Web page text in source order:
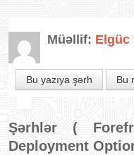
Müəllif: Elgüc
Bu yazıya şərh Bu
Şərhlər (
Deployment